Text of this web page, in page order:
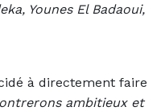
Younes El Badaoui,
à directement faire
ambitieux et